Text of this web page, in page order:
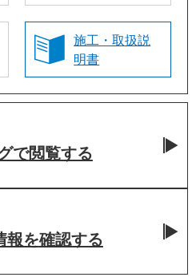
施工・取扱説
明書
で閲覧する
報を確認する